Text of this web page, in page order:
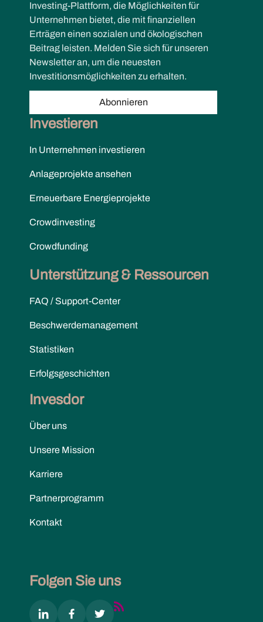
Investing-Plattform, die Möglichkeiten für
Unternehmen bietet, die mit finanziellen
Erträgen einen sozialen und ökologischen
Beitrag leisten. Melden Sie sich für unseren
Newsletter an, um die neuesten
Investitionsmöglichkeiten zu erhalten.
Abonnieren
Investieren
In Unternehmen investieren
Anlageprojekte ansehen
Erneuerbare Energieprojekte
Crowdinvesting
Crowdfunding
Unterstützung & Ressourcen
FAQ / Support-Center
Beschwerdemanagement
Statistiken
Erfolgsgeschichten
Invesdor
Über uns
Unsere Mission
Karriere
Partnerprogramm
Kontakt
Folgen Sie uns